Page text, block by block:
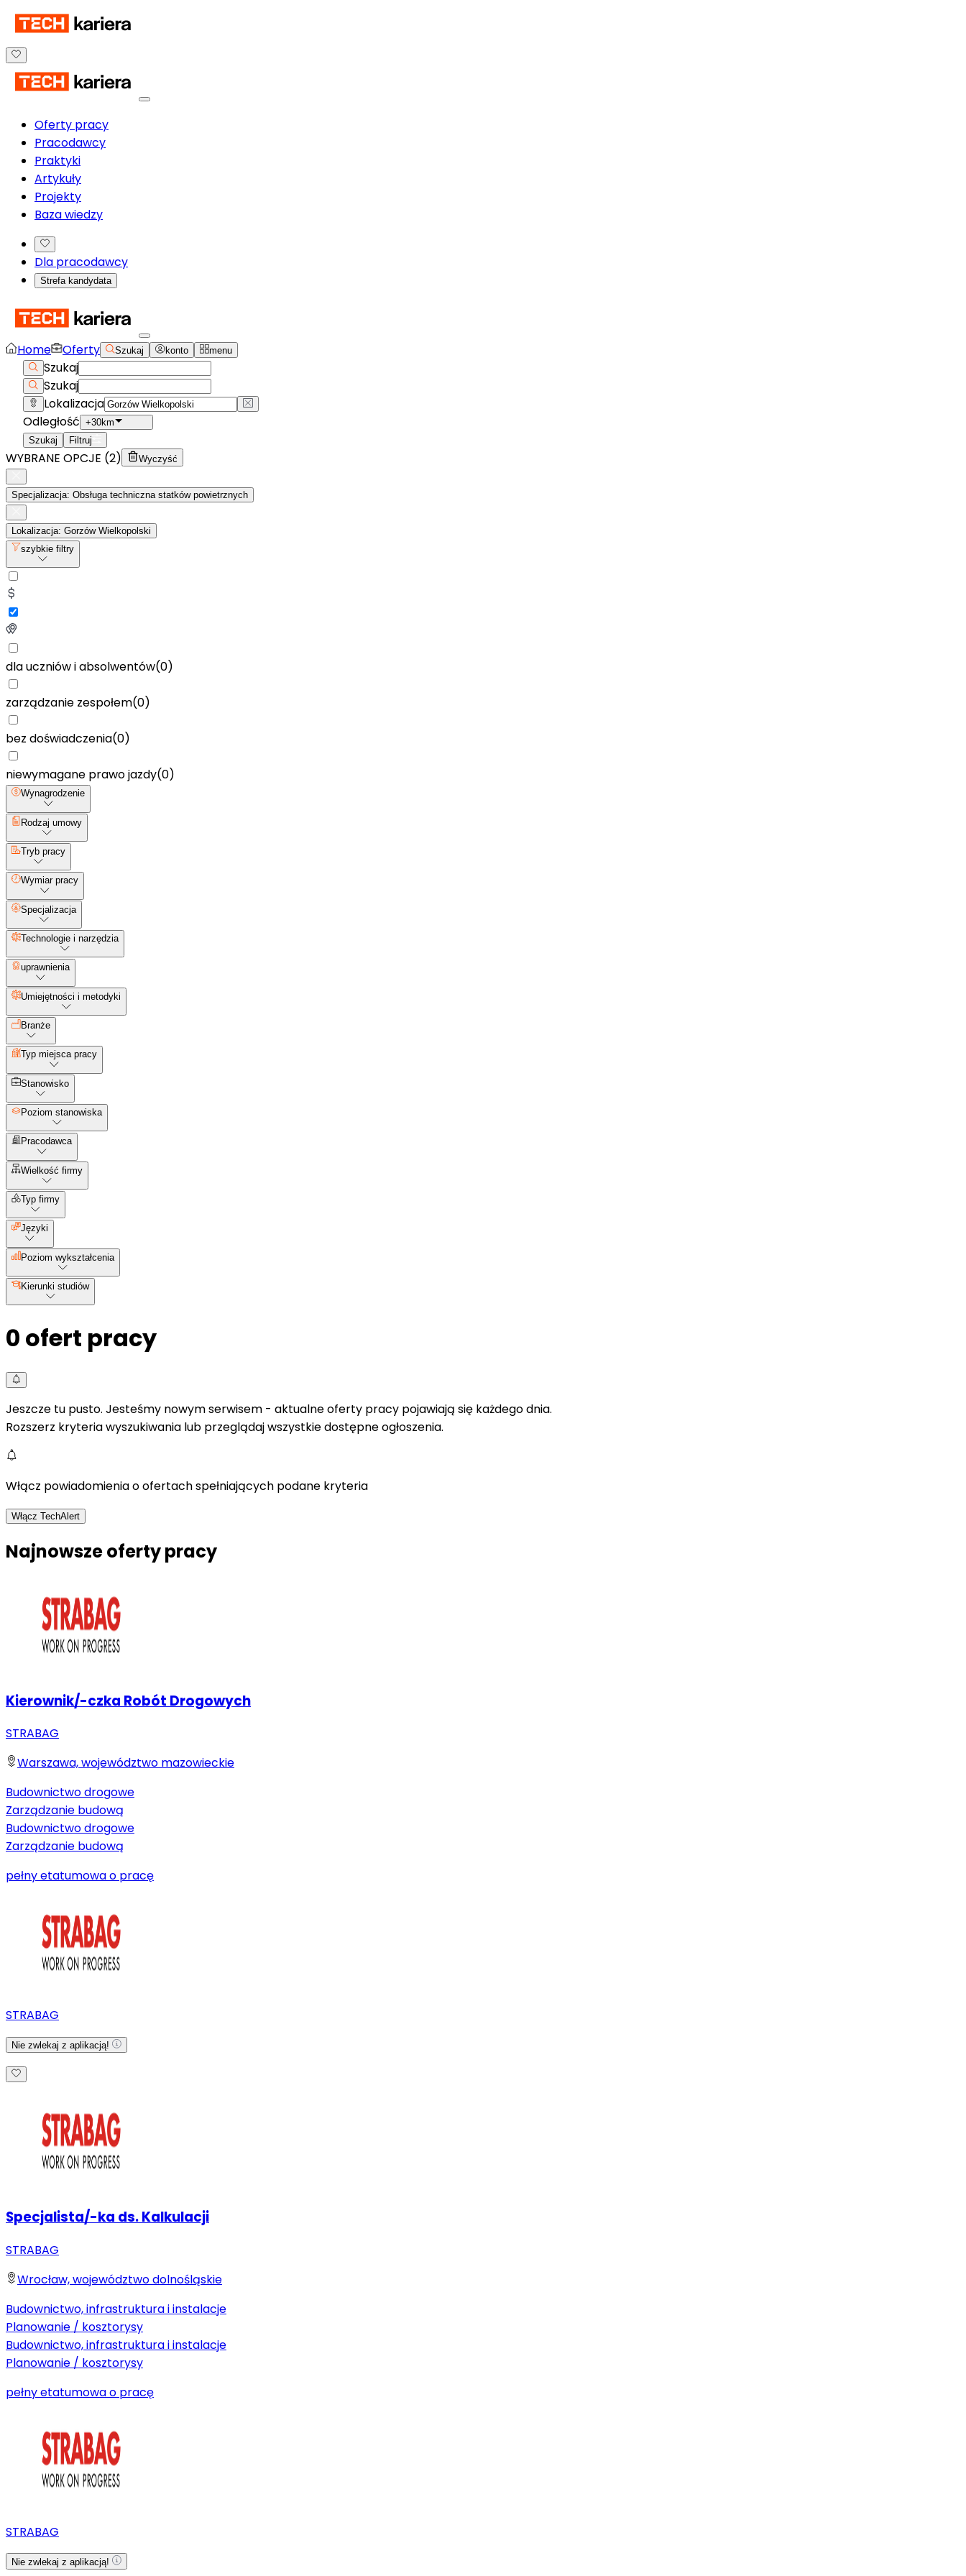
Oferty pracy
Pracodawcy
Praktyki
Artykuły
Projekty
Baza wiedzy
Dla pracodawcy
Strefa kandydata
Home Oferty Szukaj konto menu
Szukaj
Szukaj
Lokalizacja
Odległość +30km
Szukaj
Filtruj
WYBRANE OPCJE (2) Wyczyść
Specjalizacja: Obsługa techniczna statków powietrznych
Lokalizacja: Gorzów Wielkopolski
szybkie filtry
dla uczniów i absolwentów(0)
zarządzanie zespołem(0)
bez doświadczenia(0)
niewymagane prawo jazdy(0)
Wynagrodzenie
Rodzaj umowy
Tryb pracy
Wymiar pracy
Specjalizacja
Technologie i narzędzia
uprawnienia
Umiejętności i metodyki
Branże
Typ miejsca pracy
Stanowisko
Poziom stanowiska
Pracodawca
Wielkość firmy
Typ firmy
Języki
Poziom wykształcenia
Kierunki studiów
0 ofert pracy
Jeszcze tu pusto. Jesteśmy nowym serwisem - aktualne oferty pracy pojawiają się każdego dnia.
Rozszerz kryteria wyszukiwania lub przeglądaj wszystkie dostępne ogłoszenia.
Włącz powiadomienia o ofertach spełniających podane kryteria
Włącz TechAlert
Najnowsze oferty pracy
Kierownik/-czka Robót Drogowych
STRABAG
Warszawa, województwo mazowieckie
Budownictwo drogowe
Zarządzanie budową
Budownictwo drogowe
Zarządzanie budową
pełny etatumowa o pracę
STRABAG
Nie zwlekaj z aplikacją!
Specjalista/-ka ds. Kalkulacji
STRABAG
Wrocław, województwo dolnośląskie
Budownictwo, infrastruktura i instalacje
Planowanie / kosztorysy
Budownictwo, infrastruktura i instalacje
Planowanie / kosztorysy
pełny etatumowa o pracę
STRABAG
Nie zwlekaj z aplikacją!